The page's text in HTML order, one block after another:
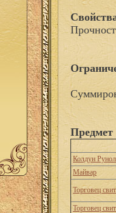
Предмет
Колдун
Майвар
Торговец
Торговец